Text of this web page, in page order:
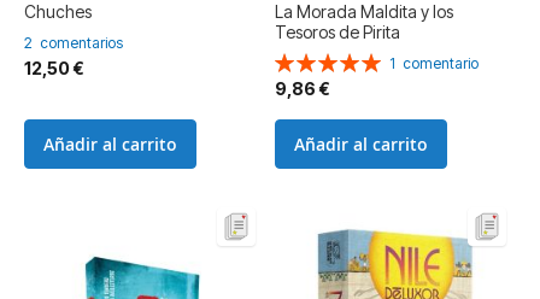
Chuches
2 comentarios
12,50 €
Añadir al carrito
La Morada Maldita y los
Tesoros de Pirita
Valoración:
100%
1 comentario
9,86 €
Añadir al carrito